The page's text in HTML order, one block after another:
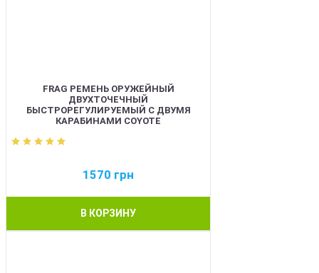
FRAG РЕМЕНЬ ОРУЖЕЙНЫЙ
ДВУХТОЧЕЧНЫЙ
БЫСТРОРЕГУЛИРУЕМЫЙ С ДВУМЯ
КАРАБИНАМИ COYOTE
1570 грн
В КОРЗИНУ